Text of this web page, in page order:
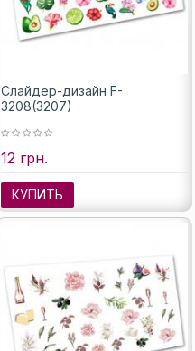
Слайдер-дизайн F-
3208(3207)
12 грн.
КУПИТЬ